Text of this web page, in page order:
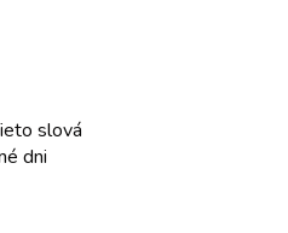
slová
dni